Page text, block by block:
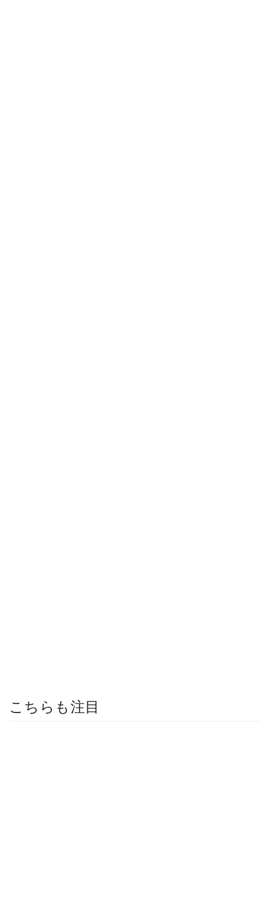
こちらも注目